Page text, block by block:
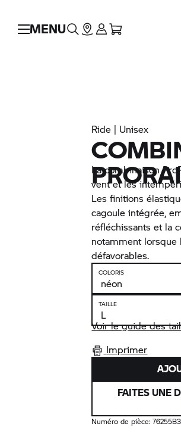
MENU
Ride | Unisex
La combinaison
vent et les
Les finitions
cagoule intégrée,
réfléchissants et la
notamment
défavorables.
COLORIS
TAILLE
Voir le guide des
Imprimer
FAITES UNE
Numéro de pièce: